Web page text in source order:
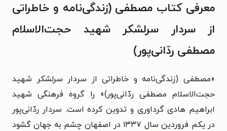
معرفی کتاب مصطفی (زندگی‌نامه و خاطراتی
از سردار سرلشکر شهید حجت‌الاسلام
مصطفی ردّانی‌پور)
«مصطفی (زندگی‌نامه و خاطراتی از سردار سرلشکر شهید
حجت‌الاسلام مصطفی ردّانی‌پور)» را گروه فرهنگی شهید
ابراهیم هادی گرداوری و تدوین کرده است. سردار ردّانی‌پور
در یکم فروردین سال ۱۳۳۷ در اصفهان چشم به جهان گشود